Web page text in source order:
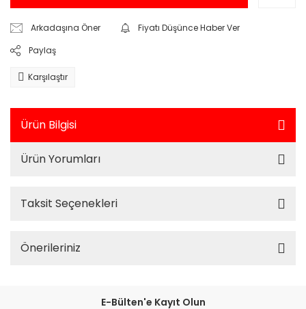
Arkadaşına Öner
Fiyatı Düşünce Haber Ver
Paylaş
Karşılaştır
Ürün Bilgisi
Ürün Yorumları
Taksit Seçenekleri
Önerileriniz
E-Bülten'e Kayıt Olun